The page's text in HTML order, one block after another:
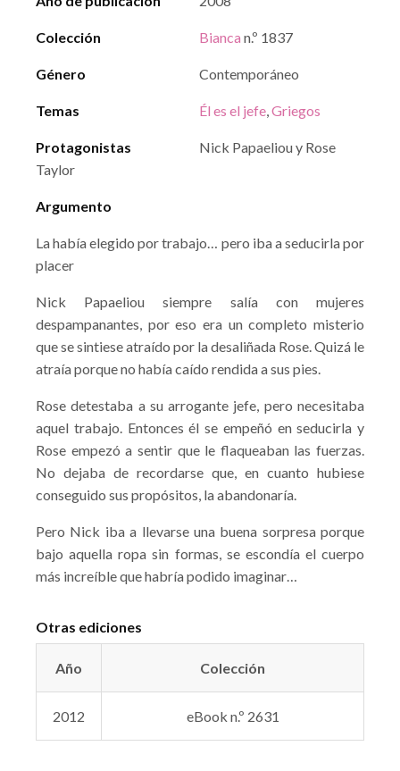
Colección Bianca n.º 1837
Género Contemporáneo
Temas Él es el jefe,Griegos
Protagonistas
Nick Papaeliou y Rose
Taylor
Argumento
La había elegido por trabajo… pero iba a seducirla por
placer
Nick Papaeliou siempre salía con mujeres
despampanantes, por eso era un completo misterio
que se sintiese atraído por la desaliñada Rose. Quizá le
atraía porque no había caído rendida a sus pies.
Rose detestaba a su arrogante jefe, pero necesitaba
aquel trabajo. Entonces él se empeñó en seducirla y
Rose empezó a sentir que le flaqueaban las fuerzas.
No dejaba de recordarse que, en cuanto hubiese
conseguido sus propósitos, la abandonaría.
Pero Nick iba a llevarse una buena sorpresa porque
bajo aquella ropa sin formas, se escondía el cuerpo
más increíble que habría podido imaginar…
Otras ediciones
Año Colección
2012 eBook n.º 2631